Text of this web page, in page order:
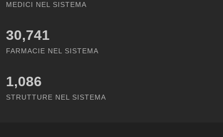
MEDICI NEL SISTEMA
30,741
FARMACIE NEL SISTEMA
1,086
STRUTTURE NEL SISTEMA